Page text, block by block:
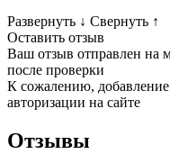
Развернуть ↓ Свернуть ↑
Оставить отзыв
Ваш отзыв отправлен на
после проверки
К сожалению, добавление
авторизации на сайте
Отзывы